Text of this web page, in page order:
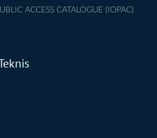
ACCESS CATALOGUE (IOPAC)